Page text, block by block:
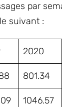
par
suivant :
2020
801.34
1046.57